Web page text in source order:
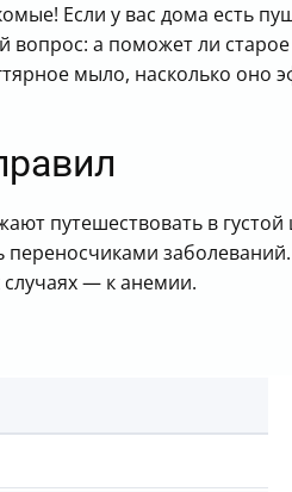
дегтярного мыла
Если у вас дома есть
а поможет ли
мыло, насколько
путешествовать в
— к анемии.